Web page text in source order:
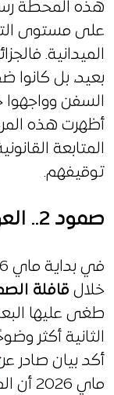
هذه المحطة
على مستوى
الميدانية.
بعيد، بل
السفن وواجهوا
أظهرت هذه
المتابعة
توقيفهم.
صمود 2.. العودة من الجزائر في 2026
خلال قافلة
طغى عليها
الثانية أكثر
أكد بيان صادر
ماي